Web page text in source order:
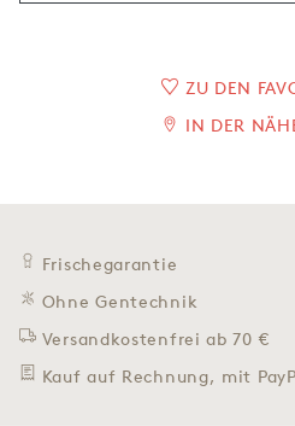
ZU DEN
IN DER
Frischegarantie
Ohne Gentechnik
Versandkostenfrei ab 70 €
Kauf auf Rechnung, mit